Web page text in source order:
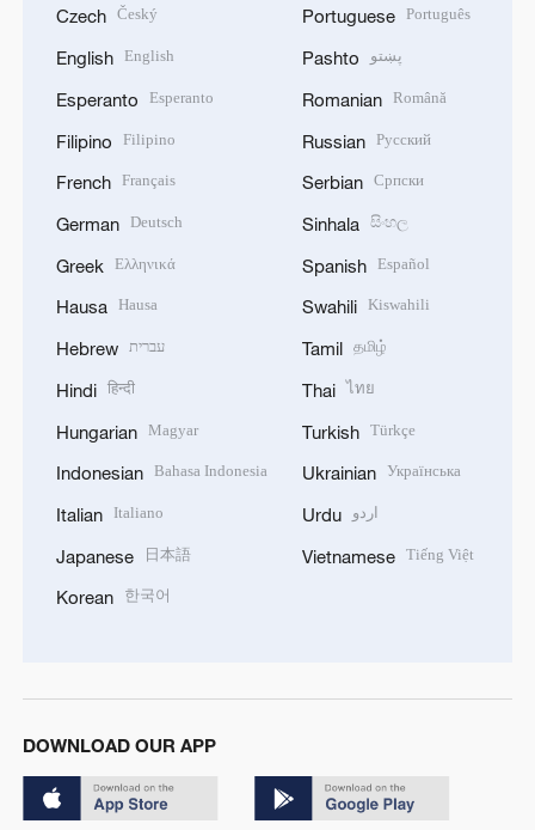
Czech Český
English English
Esperanto Esperanto
Filipino Filipino
French Français
German Deutsch
Greek Ελληνικά
Hausa Hausa
Hebrew עברית
Hindi हिन्दी
Hungarian Magyar
Indonesian Bahasa Indonesia
Italian Italiano
Japanese 日本語
Korean 한국어
Portuguese Português
Pashto پښتو
Romanian Română
Russian Русский
Serbian Српски
Sinhala සිංහල
Spanish Español
Swahili Kiswahili
Tamil தமிழ்
Thai ไทย
Turkish Türkçe
Ukrainian Українська
Urdu اردو
Vietnamese Tiếng Việt
DOWNLOAD OUR APP